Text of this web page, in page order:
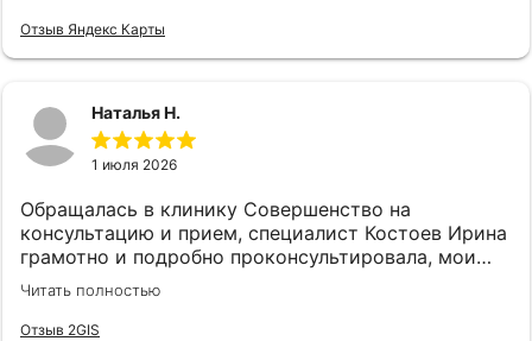
Отзыв Яндекс Карты
Наталья Н.
1 июля 2026
Обращалась в клинику Совершенство на
консультацию и прием, специалист Костоев Ирина
грамотно и подробно проконсультировала, мои
страхи улетучились и провели необходимую
процедуру лазером. Очень довольна☺Всем
рекомеедую
Читать полностью
Отзыв 2GIS